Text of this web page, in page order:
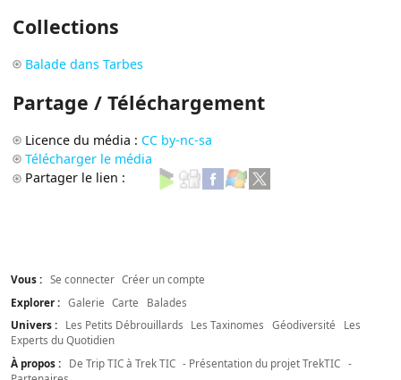
Collections
Balade dans Tarbes
Partage / Téléchargement
Licence du média : CC by-nc-sa
Télécharger le média
Partager le lien :
Vous : Se connecter Créer un compte
Explorer : Galerie Carte
Balades
Univers :
Les Petits Débrouillards Les Taxinomes Géodiversité
Les
Experts du Quotidien
À propos :
De Trip TIC à Trek TIC - Présentation du projet TrekTIC -